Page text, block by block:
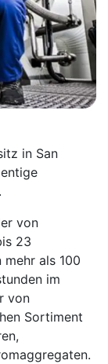
in San
von
23
als 100
im
von
Sortiment